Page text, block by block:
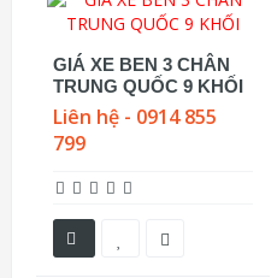
GIÁ XE BEN 3 CHÂN
TRUNG QUỐC 9 KHỐI
Liên hệ - 0914 855
799